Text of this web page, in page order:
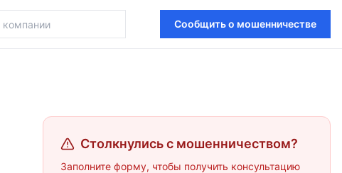
Сообщить о мошенничестве
Столкнулись с мошенничеством?
Заполните форму, чтобы получить консультацию